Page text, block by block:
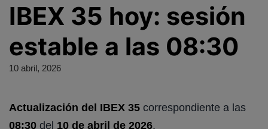
IBEX 35 hoy: sesión
estable a las 08:30
10 abril, 2026
Actualización del IBEX 35 correspondiente a las
08:30 del 10 de abril de 2026.